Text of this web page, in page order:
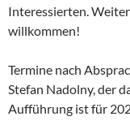
Interessierten.
willkommen!
Termine nach
Stefan Nadolny, der
Aufführung ist für